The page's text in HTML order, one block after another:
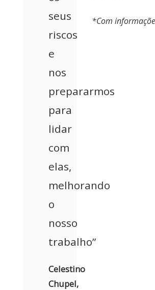
seus
riscos
e
nos
prepararmos
para
lidar
com
elas,
melhorando
o
nosso
trabalho”
Celestino
Chupel,
*Com